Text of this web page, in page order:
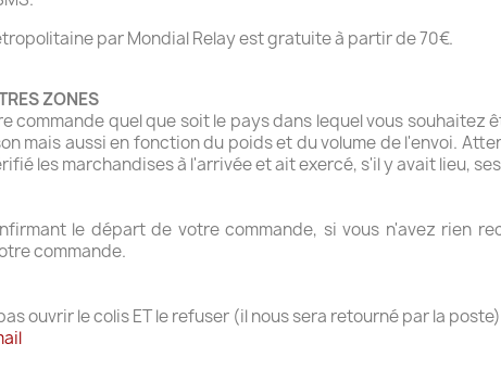
par Mondial Relay est gratuite à partir de 70€.
ZONES
commande quel que soit le pays dans lequel vous souhaitez
mais aussi en fonction du poids et du volume de l'envoi.
les marchandises à l'arrivée et ait exercé, s'il y avait lieu,
le départ de votre commande, si vous n'avez rien
commande.
ouvrir le colis ET le refuser (il nous sera retourné par la